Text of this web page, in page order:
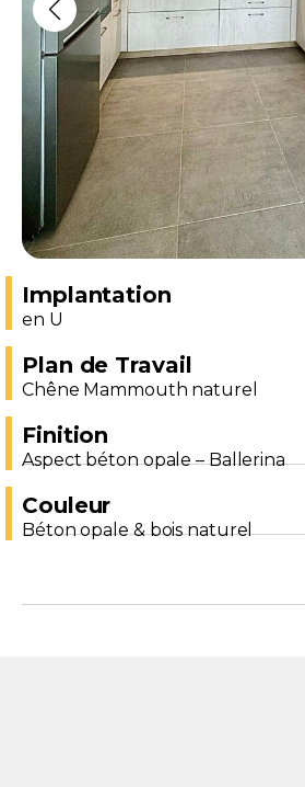
Implantation
en U
Plan de Travail
Chêne Mammouth naturel
Finition
Aspect béton opale – Ballerina
Couleur
Béton opale & bois naturel